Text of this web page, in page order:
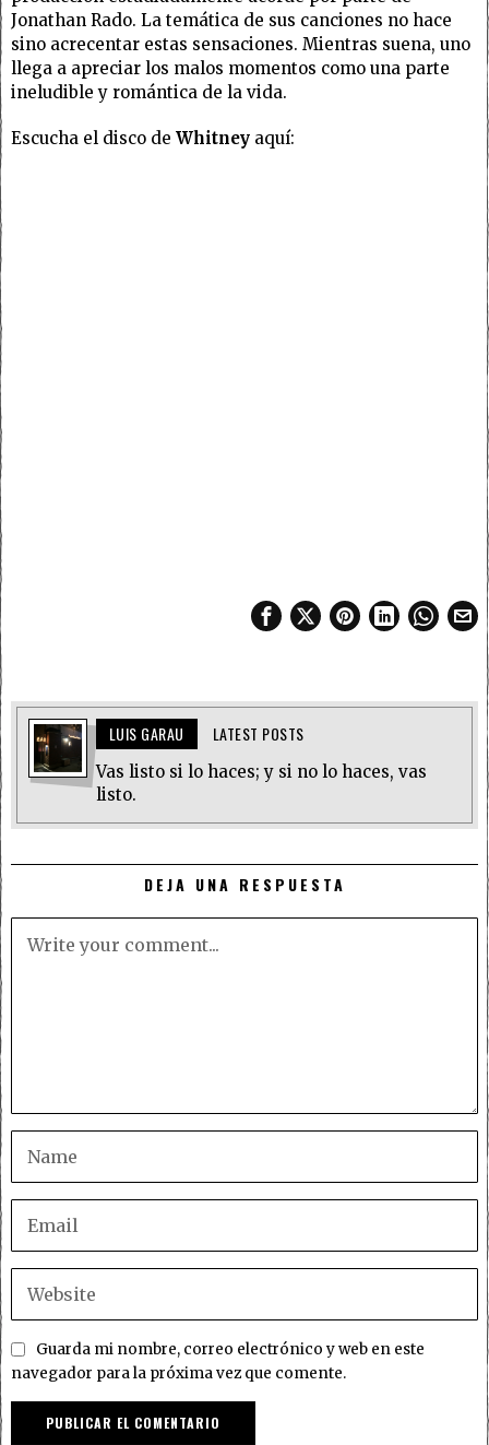
Jonathan Rado. La temática de sus canciones no hace
sino acrecentar estas sensaciones. Mientras suena, uno
llega a apreciar los malos momentos como una parte
ineludible y romántica de la vida.
Escucha el disco de Whitney aquí:
LUIS GARAU LATEST POSTS
Vas listo si lo haces; y si no lo haces, vas
listo.
DEJA UNA RESPUESTA
Guarda mi nombre, correo electrónico y web en este
navegador para la próxima vez que comente.